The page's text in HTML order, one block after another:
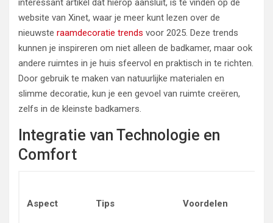
interessant artikel dat hierop aansluit, is te vinden op de
website van Xinet, waar je meer kunt lezen over de
nieuwste raamdecoratie trends voor 2025. Deze trends
kunnen je inspireren om niet alleen de badkamer, maar ook
andere ruimtes in je huis sfeervol en praktisch in te richten.
Door gebruik te maken van natuurlijke materialen en
slimme decoratie, kun je een gevoel van ruimte creëren,
zelfs in de kleinste badkamers.
Integratie van Technologie en
Comfort
Aspect Tips Voordelen